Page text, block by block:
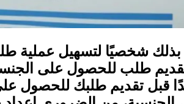
بذلك شخصيًا لتسهيل عملية
طلب للحصول على
قبل تقديم طلبك للحصول